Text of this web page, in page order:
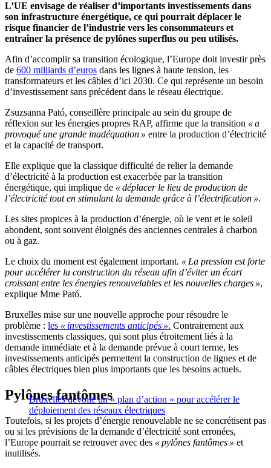
L’UE envisage de réaliser d’importants investissements dans
son infrastructure énergétique, ce qui pourrait déplacer le
risque financier de l’industrie vers les consommateurs et
entraîner la présence de pylônes superflus ou peu utilisés.
Afin d’accomplir sa transition écologique, l’Europe doit investir près
de 600 milliards d’euros dans les lignes à haute tension, les
transformateurs et les câbles d’ici 2030. Ce qui représente un besoin
d’investissement sans précédent dans le réseau électrique.
Zsuzsanna Pató, conseillère principale au sein du groupe de
réflexion sur les énergies propres RAP, affirme que la transition « a
provoqué une grande inadéquation » entre la production d’électricité
et la capacité de transport.
Elle explique que la classique difficulté de relier la demande
d’électricité à la production est exacerbée par la transition
énergétique, qui implique de « déplacer le lieu de production de
l’électricité tout en stimulant la demande grâce à l’électrification ».
Les sites propices à la production d’énergie, où le vent et le soleil
abondent, sont souvent éloignés des anciennes centrales à charbon
ou à gaz.
Le choix du moment est également important. « La pression est forte
pour accélérer la construction du réseau afin d’éviter un écart
croissant entre les énergies renouvelables et les nouvelles charges »,
explique Mme Pató.
Bruxelles mise sur une nouvelle approche pour résoudre le
problème : les « investissements anticipés ». Contrairement aux
investissements classiques, qui sont plus étroitement liés à la
demande immédiate et à la demande prévue à court terme, les
investissements anticipés permettent la construction de lignes et de
câbles électriques bien plus importants que les besoins actuels.
Bruxelles dévoile un « plan d’action » pour accélérer le
déploiement des réseaux électriques
Pylônes fantômes
Toutefois, si les projets d’énergie renouvelable ne se concrétisent pas
ou si les prévisions de la demande d’électricité sont erronées,
l’Europe pourrait se retrouver avec des « pylônes fantômes » et
inutilisés.